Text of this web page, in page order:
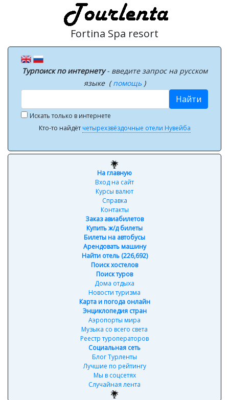
Fortina Spa resort
Турпоиск по интернету- введите запрос на русском
языке (помощь )
Найти
Искать только в интернете
Кто-то найдёт четырехзвёздочные отели Нувейба
На главную
Вход на сайт
Курсы валют
Справка
Контакты
Заказ авиабилетов
Купить ж/д билеты
Билеты на автобусы
Арендовать машину
Найти отель (226,692)
Поиск хостелов
Поиск туров
Дома отдыха
Новости туризма
Карта и погода онлайн
Энциклопедия стран
Аэропорты мира
Музыка со всего света
Реестр туроператоров
Социальная сеть
Блог Турленты
Лучшие по рейтингу
Мы в соцсетях
Случайная лента